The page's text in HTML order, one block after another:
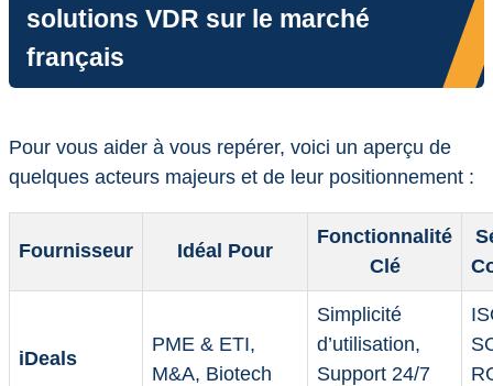
solutions VDR sur le marché
français
Pour vous aider à vous repérer, voici un aperçu de
quelques acteurs majeurs et de leur positionnement :
Fournisseur Idéal Pour
Fonctionnalité
Clé
iDeals
PME & ETI,
M&A, Biotech
Simplicité
d’utilisation,
Support 24/7